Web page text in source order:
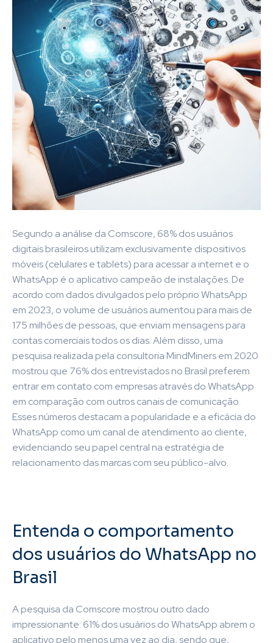
Segundo a análise da Comscore, 68% dos usuários
digitais brasileiros utilizam exclusivamente dispositivos
móveis (celulares e tablets) para acessar a internet e o
WhatsApp é o aplicativo campeão de instalações. De
acordo com dados divulgados pelo próprio WhatsApp
em 2023, o volume de usuários aumentou para mais de
175 milhões de pessoas, que enviam mensagens para
contas comerciais todos os dias. Além disso, uma
pesquisa realizada pela consultoria MindMiners em 2020
mostrou que 76% dos entrevistados no Brasil preferem
entrar em contato com empresas através do WhatsApp
em comparação com outros canais de comunicação.
Esses números destacam a popularidade e a eficácia do
WhatsApp como um canal de atendimento ao cliente,
evidenciando seu papel central na estratégia de
relacionamento das marcas com seu público-alvo.
Entenda o comportamento
dos usuários do WhatsApp no
Brasil
A pesquisa da Comscore mostrou outro dado
impressionante: 61% dos usuários do WhatsApp abrem o
aplicativo pelo menos uma vez ao dia, sendo que,